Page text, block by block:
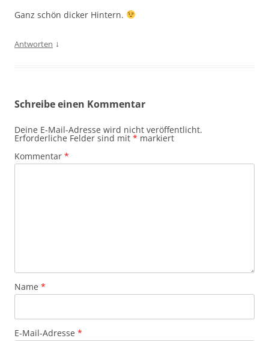
Ganz schön dicker Hintern.
Antworten ↓
Schreibe einen Kommentar
Deine E-Mail-Adresse wird nicht veröffentlicht.
Erforderliche Felder sind mit * markiert
Kommentar *
Name *
E-Mail-Adresse *